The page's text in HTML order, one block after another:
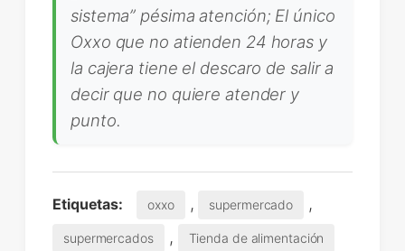
sistema” pésima atención; El único
Oxxo que no atienden 24 horas y
la cajera tiene el descaro de salir a
decir que no quiere atender y
punto.
Etiquetas: oxxo , supermercado ,
supermercados , Tienda de alimentación